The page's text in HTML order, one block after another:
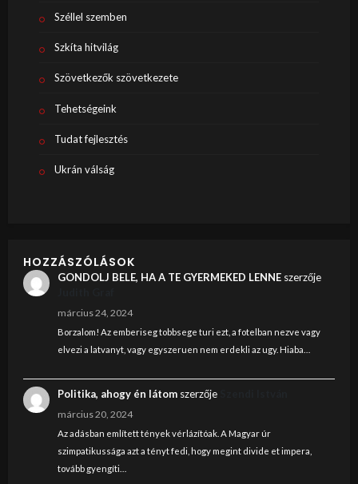
Széllel szemben
Szkíta hitvilág
Szövetkezők szövetkezete
Tehetségeink
Tudat fejlesztés
Ukrán válság
HOZZÁSZÓLÁSOK
GONDOLJ BELE, HA A TE GYERMEKED LENNEszerzője
március 24, 2024
Borzalom! Az emberiseg tobbsege turi ezt, a fotelban nezve vagy
elvezi a latvanyt, vagy egyszeruen nem erdekli az ugy. Hiaba…
Politika, ahogy én látomszerzője
március 20, 2024
Az adásban említett tények vérlázítóak. A Magyar úr
szimpatikussága azt a tényt fedi, hogy megint divide et impera,
tovább gyengíti…